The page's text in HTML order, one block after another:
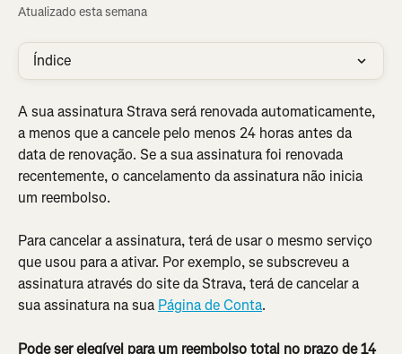
Atualizado esta semana
Índice
A sua assinatura Strava será renovada automaticamente,
a menos que a cancele pelo menos 24 horas antes da
data de renovação. Se a sua assinatura foi renovada
recentemente, o cancelamento da assinatura não inicia
um reembolso.
Para cancelar a assinatura, terá de usar o mesmo serviço
que usou para a ativar. Por exemplo, se subscreveu a
assinatura através do site da Strava, terá de cancelar a
sua assinatura na sua Página de Conta.
Pode ser elegível para um reembolso total no prazo de 14